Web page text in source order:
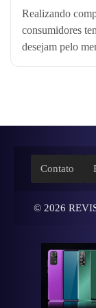
Realizando
consumidores
desejam pelo
Contato
© 2026